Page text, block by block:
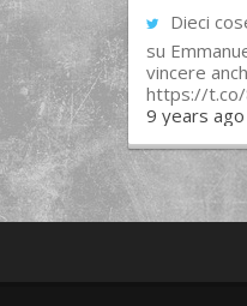
Dieci
su
vincere
https://t.co/
9 years ago